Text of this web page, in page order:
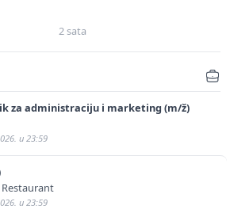
2 sata
za administraciju i marketing (m/ž)
u 23:59
u 23:59